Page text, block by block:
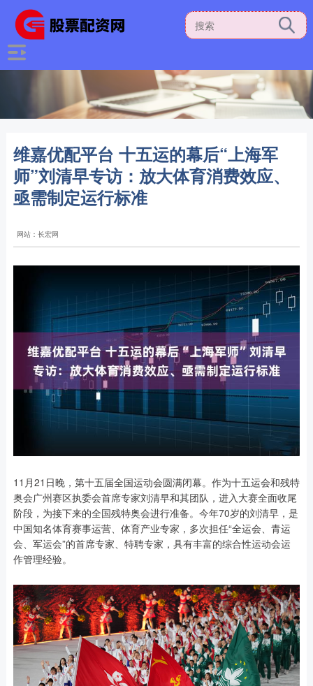
维嘉优配平台 十五运的幕后“上海军
师”刘清早专访：放大体育消费效应、
亟需制定运行标准
网站：长宏网
11月21日晚，第十五届全国运动会圆满闭幕。作为十五运会和残特
奥会广州赛区执委会首席专家刘清早和其团队，进入大赛全面收尾
阶段，为接下来的全国残特奥会进行准备。今年70岁的刘清早，是
中国知名体育赛事运营、体育产业专家，多次担任“全运会、青运
会、军运会”的首席专家、特聘专家，具有丰富的综合性运动会运
作管理经验。